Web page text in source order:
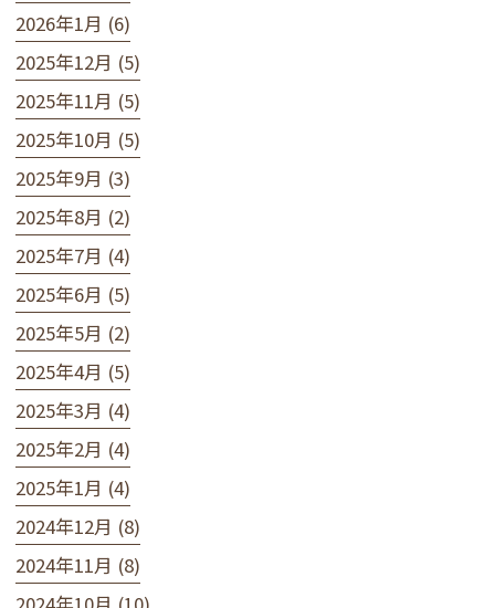
2026年1月 (6)
2025年12月 (5)
2025年11月 (5)
2025年10月 (5)
2025年9月 (3)
2025年8月 (2)
2025年7月 (4)
2025年6月 (5)
2025年5月 (2)
2025年4月 (5)
2025年3月 (4)
2025年2月 (4)
2025年1月 (4)
2024年12月 (8)
2024年11月 (8)